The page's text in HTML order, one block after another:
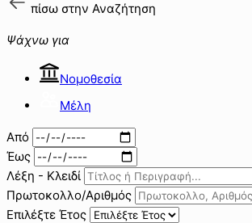
πίσω στην Αναζήτηση
Ψάχνω για
Νομοθεσία
Μέλη
Από
Έως
Λέξη - Κλειδί
Πρωτοκολλο/Αριθμός
Επιλέξτε Έτος